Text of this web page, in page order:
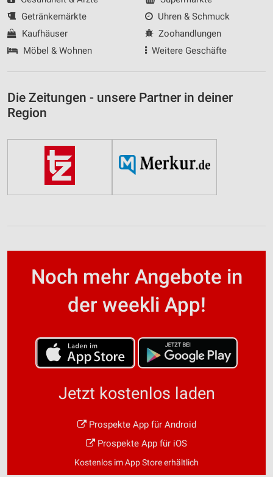
Getränkemärkte
Kaufhäuser
Möbel & Wohnen
Uhren & Schmuck
Zoohandlungen
Weitere Geschäfte
Die Zeitungen - unsere Partner in deiner
Region
Noch mehr Angebote in
der weekli App!
Jetzt kostenlos laden
Prospekte App für Android
Prospekte App für iOS
Kostenlos im App Store erhältlich